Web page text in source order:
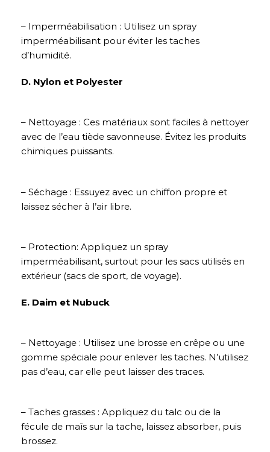
– Imperméabilisation : Utilisez un spray
imperméabilisant pour éviter les taches
d’humidité.
D. Nylon et Polyester
– Nettoyage : Ces matériaux sont faciles à nettoyer
avec de l’eau tiède savonneuse. Évitez les produits
chimiques puissants.
– Séchage : Essuyez avec un chiffon propre et
laissez sécher à l’air libre.
– Protection: Appliquez un spray
imperméabilisant, surtout pour les sacs utilisés en
extérieur (sacs de sport, de voyage).
E. Daim et Nubuck
– Nettoyage : Utilisez une brosse en crêpe ou une
gomme spéciale pour enlever les taches. N’utilisez
pas d’eau, car elle peut laisser des traces.
– Taches grasses : Appliquez du talc ou de la
fécule de maïs sur la tache, laissez absorber, puis
brossez.